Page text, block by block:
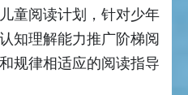
童阅读计划，针对少年
知理解能力推广阶梯阅
规律相适应的阅读指导